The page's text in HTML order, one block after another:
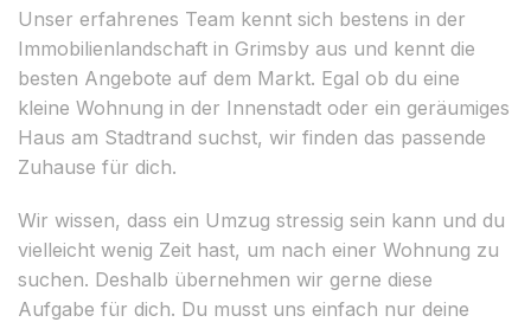
Unser erfahrenes Team kennt sich bestens in der
Immobilienlandschaft in Grimsby aus und kennt die
besten Angebote auf dem Markt. Egal ob du eine
kleine Wohnung in der Innenstadt oder ein geräumiges
Haus am Stadtrand suchst, wir finden das passende
Zuhause für dich.
Wir wissen, dass ein Umzug stressig sein kann und du
vielleicht wenig Zeit hast, um nach einer Wohnung zu
suchen. Deshalb übernehmen wir gerne diese
Aufgabe für dich. Du musst uns einfach nur deine